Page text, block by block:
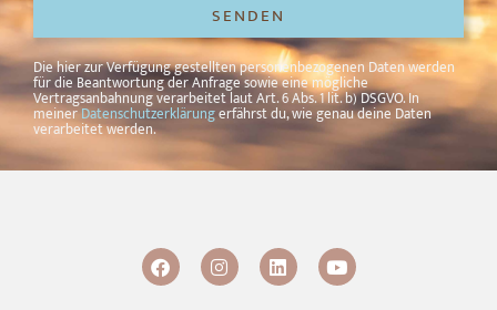
SENDEN
Alternative:
Die hier zur Verfügung gestellten personenbezogenen Daten werden
für die Beantwortung der Anfrage sowie eine mögliche
Vertragsanbahnung verarbeitet laut Art. 6 Abs. 1 lit. b) DSGVO. In
meinerDatenschutzerklärungerfährst du, wie genau deine Daten
verarbeitet werden.